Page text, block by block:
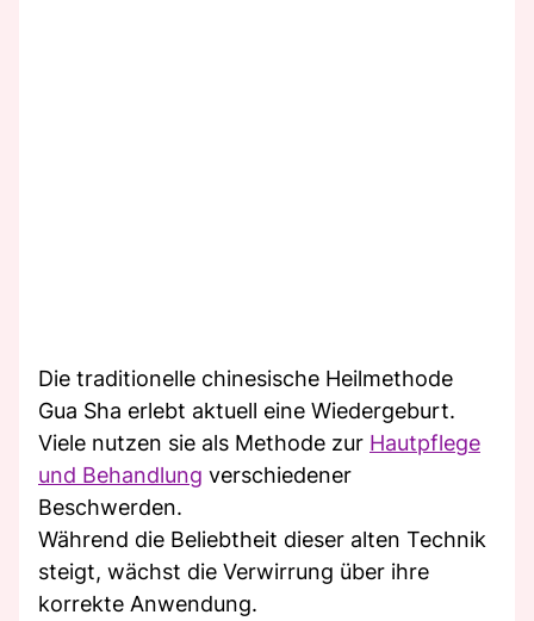
Die traditionelle chinesische Heilmethode
Gua Sha erlebt aktuell eine Wiedergeburt.
Viele nutzen sie als Methode zur Hautpflege
und Behandlung verschiedener
Beschwerden.
Während die Beliebtheit dieser alten Technik
steigt, wächst die Verwirrung über ihre
korrekte Anwendung.